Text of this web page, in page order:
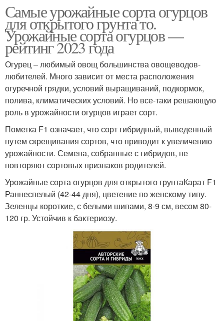
Самые урожайные сорта огурцов
для открытого грунта то.
Урожайные сорта огурцов —
рейтинг 2023 года
Огурец – любимый овощ большинства овощеводов-
любителей. Много зависит от места расположения
огуречной грядки, условий выращиваний, подкормок,
полива, климатических условий. Но все-таки решающую
роль в урожайности огурцов играет сорт.
Пометка F1 означает, что сорт гибридный, выведенный
путем скрещивания сортов, что приводит к увеличению
урожайности. Семена, собранные с гибридов, не
повторяют сортовых признаков родителей.
Урожайные сорта огурцов для открытого грунтаКарат F1
Раннеспелый (42-44 дня), цветение по женскому типу.
Зеленцы короткие, с белыми шипами, 8-9 см, весом 80-
120 гр. Устойчив к бактериозу.